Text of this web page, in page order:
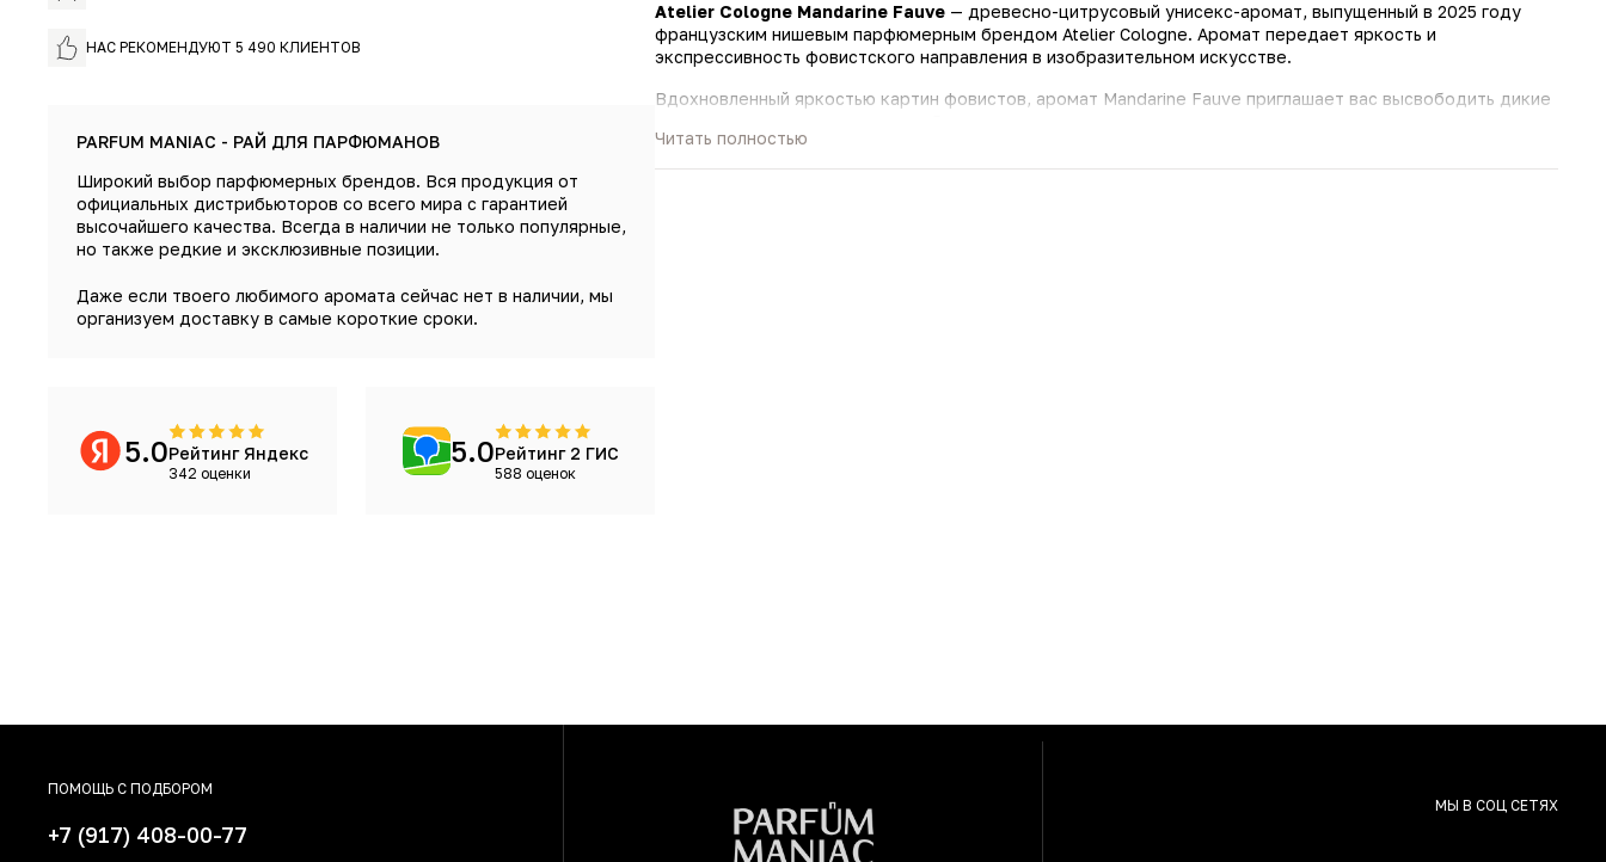
НАС РЕКОМЕНДУЮТ 5 490 КЛИЕНТОВ
PARFUM MANIAC - РАЙ ДЛЯ ПАРФЮМАНОВ
Широкий выбор парфюмерных брендов. Вся продукция от
официальных дистрибьюторов со всего мира с гарантией
высочайшего качества. Всегда в наличии не только популярные,
но также редкие и эксклюзивные позиции.
Даже если твоего любимого аромата сейчас нет в наличии, мы
организуем доставку в самые короткие сроки.
5.0Рейтинг Яндекс
342 оценки
5.0Рейтинг 2 ГИС
588 оценок
Atelier Cologne Mandarine Fauve — древесно-цитрусовый унисекс-аромат, выпущенный в 2025 году
французским нишевым парфюмерным брендом Atelier Cologne. Аромат передает яркость и
экспрессивность фовистского направления в изобразительном искусстве.
Вдохновленный яркостью картин фовистов, аромат Mandarine Fauve приглашает вас высвободить дикие
Читать полностью
ПОМОЩЬ С ПОДБОРОМ
+7 (917) 408-00-77
МЫ В СОЦ СЕТЯХ